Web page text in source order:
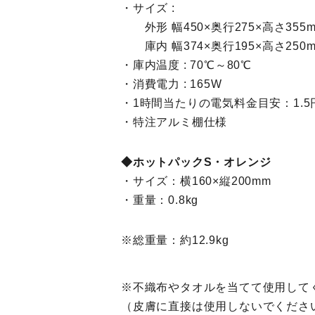
・サイズ :
外形 幅450×奥行275×高さ
庫内 幅374×奥行195×高さ
・庫内温度 : 70℃～80℃
・消費電力 : 165W
・1時間当たりの電気料金目安：1.5
・特注アルミ棚仕様
◆ホットパックS・オレンジ
・サイズ：横160×縦200mm
・重量：0.8kg
※総重量：約12.9kg
※不織布やタオルを当てて使用して
（皮膚に直接は使用しないでくださ